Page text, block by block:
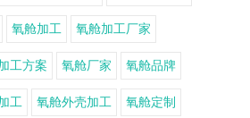
氧舱加工 氧舱加工厂家
工方案 氧舱厂家 氧舱品牌
工 氧舱外壳加工 氧舱定制